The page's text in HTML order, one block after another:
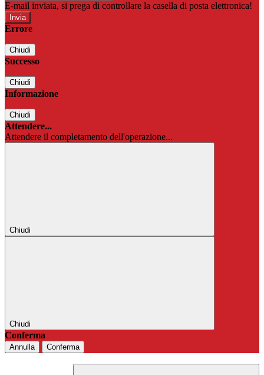
E-mail inviata, si prega di controllare la casella di posta elettronica!
Errore
Chiudi
Successo
Chiudi
Informazione
Chiudi
Attendere...
Attendere il completamento dell'operazione...
Chiudi
Chiudi
Conferma
Annulla Conferma